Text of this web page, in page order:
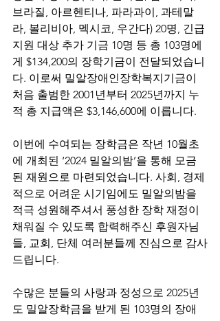
브라질, 아르헨티나, 파라과이, 과테말
라, 볼리비아, 멕시코, 우간다) 20명, 긴급
지원 대상 추가 기금 10명 등 총 103명에
게 $134,200의 장학기금이 전달되었습니
다. 이로써 밀알장애인장학복지기금이
처음 출범한 2001년부터 2025년까지 누
적 총 지급액은 $3,146,600에 이릅니다.
이번에 수여되는 장학금은 작년 10월초
에 개최된 ‘2024 밀알의밤’을 통해 모금
된 재원으로 마련되었습니다. 사회, 경제
적으로 어려운 시기임에도 밀알의밤을
적극 성원해주셔서 풍성한 장학 재정이
채워질 수 있도록 합력해주신 후원자님
들, 교회, 단체 여러분들께 진심으로 감사
드립니다.
수많은 분들의 사랑과 정성으로 2025년
도 밀알장학금을 받게 된 103명의 장애